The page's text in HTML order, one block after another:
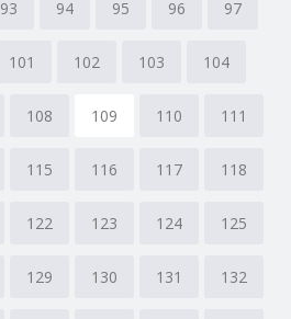
93 94 95 96 97
101 102 103 104
108 109 110 111
115 116 117 118
122 123 124 125
129 130 131 132